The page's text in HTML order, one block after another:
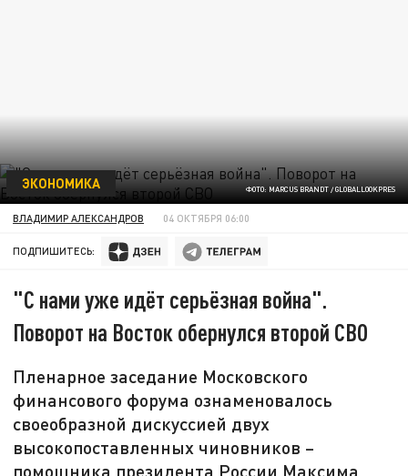
ФОТО: MARCUS BRANDT / GLOBALLOOKPRES
ЭКОНОМИКА
ВЛАДИМИР АЛЕКСАНДРОВ 04 ОКТЯБРЯ 06:00
ПОДПИШИТЕСЬ:
"С нами уже идёт серьёзная война".
Поворот на Восток обернулся второй СВО
Пленарное заседание Московского
финансового форума ознаменовалось
своеобразной дискуссией двух
высокопоставленных чиновников –
помощника президента России Максима